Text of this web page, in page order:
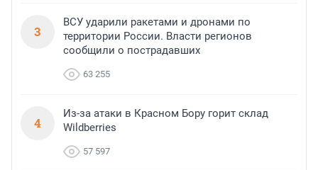
3
ВСУ ударили ракетами и дронами по
территории России. Власти регионов
сообщили о пострадавших
63 255
4
Из-за атаки в Красном Бору горит склад
Wildberries
57 597